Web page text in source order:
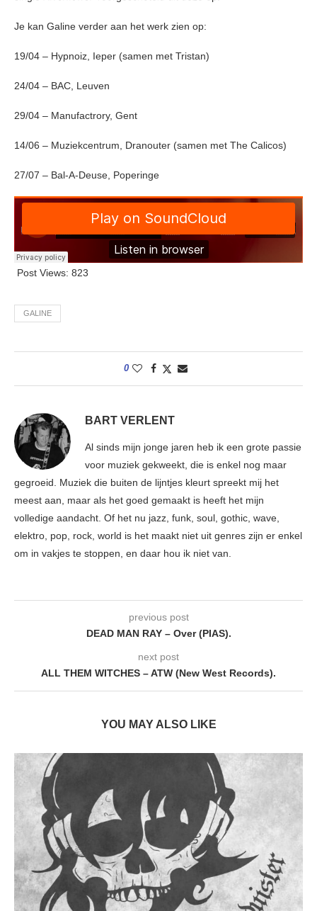
Je kan Galine verder aan het werk zien op:
19/04 – Hypnoiz, Ieper (samen met Tristan)
24/04 – BAC, Leuven
29/04 – Manufactrory, Gent
14/06 – Muziekcentrum, Dranouter (samen met The Calicos)
27/07 – Bal-A-Deuse, Poperinge
Post Views: 823
GALINE
0
BART VERLENT
Al sinds mijn jonge jaren heb ik een grote passie
voor muziek gekweekt, die is enkel nog maar
gegroeid. Muziek die buiten de lijntjes kleurt spreekt mij het
meest aan, maar als het goed gemaakt is heeft het mijn
volledige aandacht. Of het nu jazz, funk, soul, gothic, wave,
elektro, pop, rock, world is het maakt niet uit genres zijn er enkel
om in vakjes te stoppen, en daar hou ik niet van.
previous post
DEAD MAN RAY – Over (PIAS).
next post
ALL THEM WITCHES – ATW (New West Records).
YOU MAY ALSO LIKE